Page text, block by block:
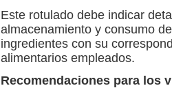
Este rotulado debe indicar
almacenamiento y consumo
ingredientes con su
alimentarios empleados.
Recomendaciones para los